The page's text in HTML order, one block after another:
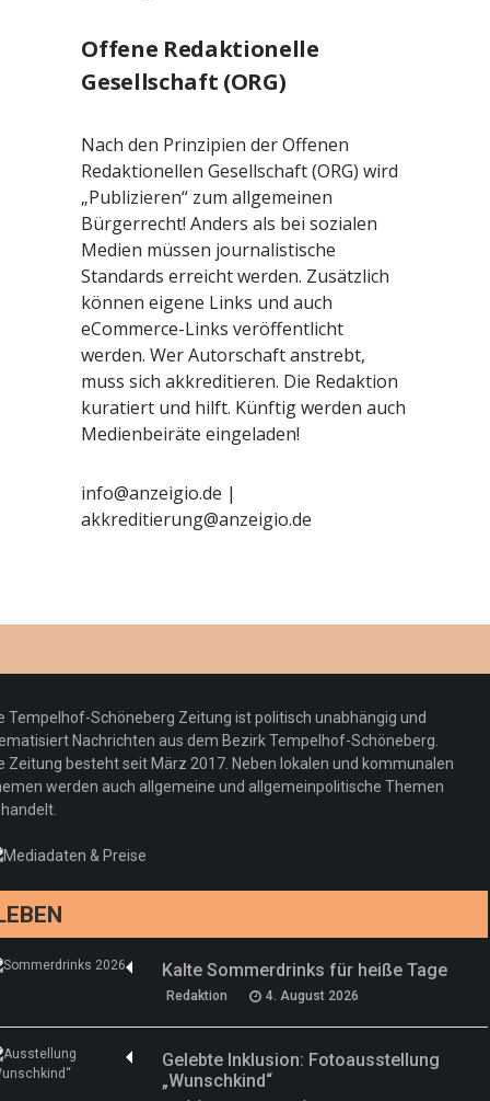
Offene Redaktionelle
Gesellschaft (ORG)
Nach den Prinzipien der Offenen
Redaktionellen Gesellschaft (ORG) wird
„Publizieren“ zum allgemeinen
Bürgerrecht! Anders als bei sozialen
Medien müssen journalistische
Standards erreicht werden. Zusätzlich
können eigene Links und auch
eCommerce-Links veröffentlicht
werden. Wer Autorschaft anstrebt,
muss sich akkreditieren. Die Redaktion
kuratiert und hilft. Künftig werden auch
Medienbeiräte eingeladen!
info@anzeigio.de |
akkreditierung@anzeigio.de
Tempelhof-Schöneberg Zeitung ist politisch unabhängig und
Nachrichten aus dem Bezirk Tempelhof-Schöneberg.
Zeitung besteht seit März 2017. Neben lokalen und kommunalen
werden auch allgemeine und allgemeinpolitische Themen
Kalte Sommerdrinks für heiße Tage
Redaktion 4. August 2026
Gelebte Inklusion: Fotoausstellung
„Wunschkind“